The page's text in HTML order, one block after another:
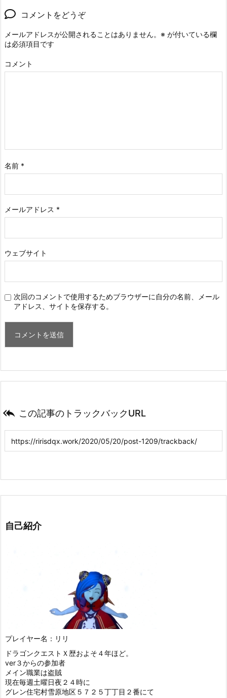
コメントをどうぞ
メールアドレスが公開されることはありません。 ※ が付いている欄
は必須項目です
コメント
名前 *
メールアドレス *
ウェブサイト
次回のコメントで使用するためブラウザーに自分の名前、メール
アドレス、サイトを保存する。
 この記事のトラックバックURL
自己紹介
プレイヤー名：リリ
ドラゴンクエストＸ歴およそ４年ほど。
ver３からの参加者
メイン職業は盗賊
現在毎週土曜日夜２４時に
グレン住宅村雪原地区５７２５丁丁目２番にて